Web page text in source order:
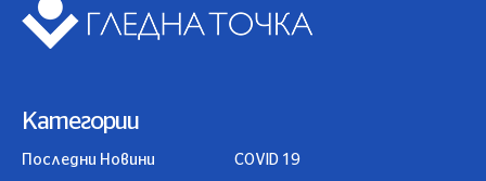
Категории
Последни Новини
COVID 19